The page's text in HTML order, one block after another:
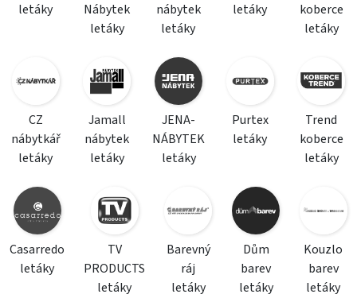
letáky
Nábytek
letáky
nábytek
letáky
letáky
koberce
letáky
CZ
nábytkář
letáky
Jamall
nábytek
letáky
JENA-
NÁBYTEK
letáky
Purtex
letáky
Trend
koberce
letáky
Casarredo
letáky
TV
PRODUCTS
letáky
Barevný
ráj
letáky
Dům
barev
letáky
Kouzlo
barev
letáky